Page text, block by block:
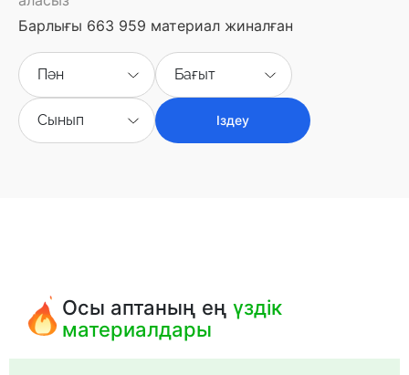
Барлығы 663 959 материал жиналған
Пән Бағыт
Сынып Іздеу
Осы аптаның еңүздік
материалдары